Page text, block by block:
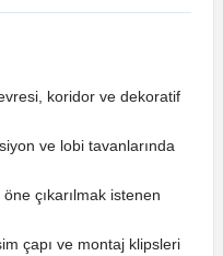
koridor ve dekoratif
ve lobi tavanlarında
öne çıkarılmak istenen
çapı ve montaj klipsleri